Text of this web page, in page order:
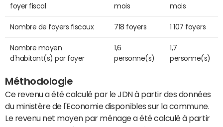
foyer fiscal
mois
mois
Nombre de foyers fiscaux 718 foyers 1 107 foyers
Nombre moyen
d'habitant(s) par foyer
1,6
personne(s)
1,7
personne(s)
Méthodologie
Ce revenu a été calculé par le JDN à partir des données
du ministère de l'Economie disponibles sur la commune.
Le revenu net moyen par ménage a été calculé à partir